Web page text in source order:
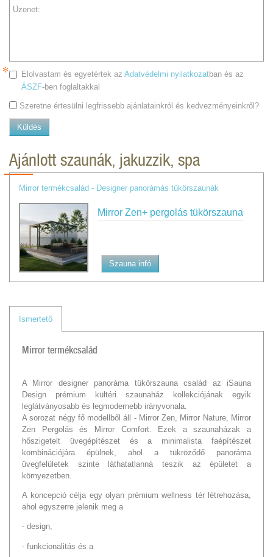
Üzenet:
Elolvastam és egyetértek az Adatvédelmi nyilatkozatban és az
ÁSZF-ben foglaltakkal
Szeretne értesülni legfrissebb ajánlatainkról és kedvezményeinkről?
Küldés
Ajánlott szaunák, jakuzzik, spa
Mirror termékcsalád - Designer panorámás tükörszaunák
Mirror Zen+ pergolás tükörszauna
Szauna infó
Ismertető
Mirror termékcsalád
A Mirror designer panoráma tükörszauna család az iSauna
Design prémium kültéri szaunaház kollekciójának egyik
leglátványosabb és legmodernebb irányvonala.
A sorozat négy fő modellből áll - Mirror Zen, Mirror Nature, Mirror
Zen Pergolás és Mirror Comfort. Ezek a szaunaházak a
hőszigetelt üvegépítészet és a minimalista faépítészet
kombinációjára épülnek, ahol a tükröződő panoráma
üvegfelületek szinte láthatatlanná teszik az épületet a
környezetben.
A koncepció célja egy olyan prémium wellness tér létrehozása,
ahol egyszerre jelenik meg a
- design,
- funkcionalitás és a